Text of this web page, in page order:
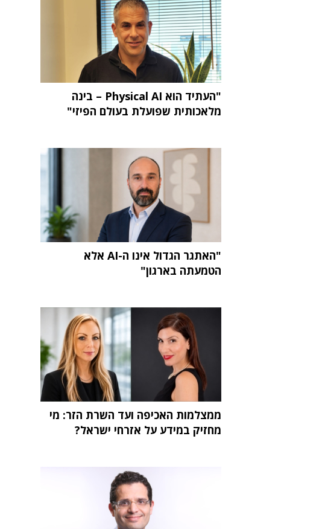
"העתיד הוא Physical AI – בינה
מלאכותית שפועלת בעולם הפיזי"
"האתגר הגדול אינו ה-AI אלא
הטמעתה בארגון"
ממצלמות האכיפה ועד השרת הזר: מי
מחזיק במידע על אזרחי ישראל?